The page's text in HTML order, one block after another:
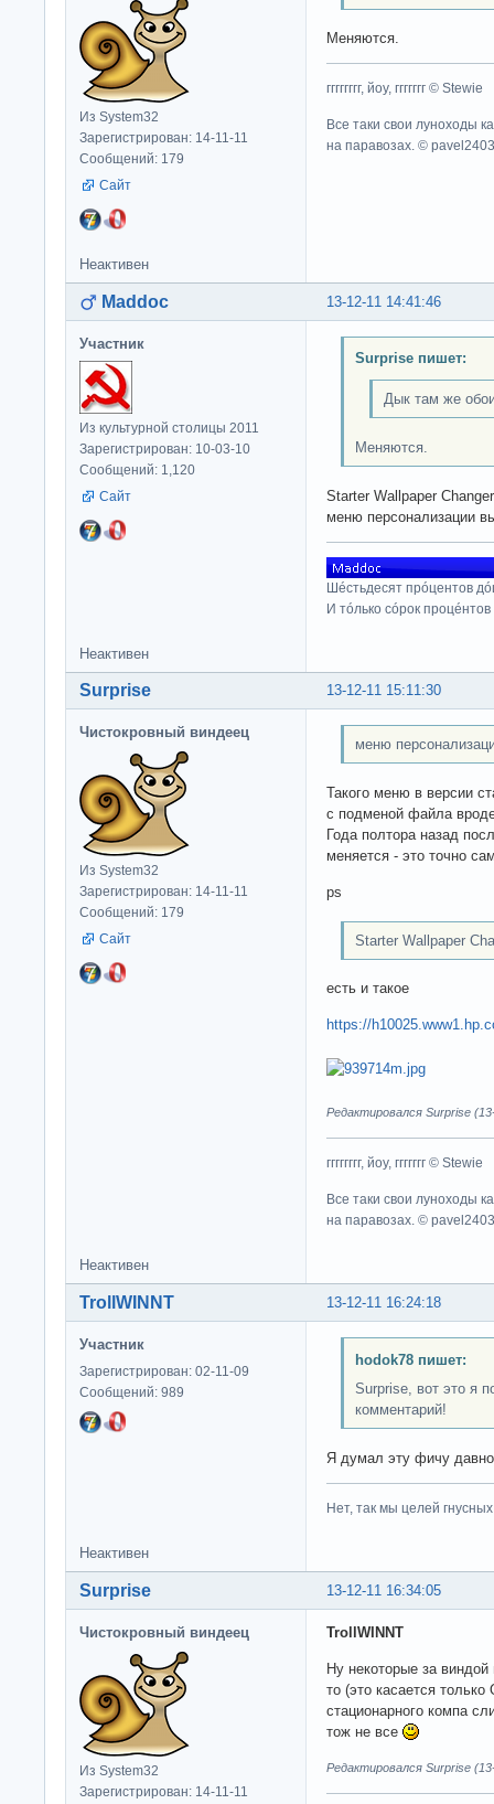
Из System32
Зарегистрирован: 14-11-11
Сообщений: 179
Сайт
Меняются.
гггггггг, йоу, ггггггг © Stewie
Все таки свои луноходы
на паравозах. © pavel2403
Неактивен
13-12-11 14:41:46
Maddoc
Участник
Из культурной столицы 2011
Зарегистрирован: 10-03-10
Сообщений: 1,120
Сайт
Surprise пишет:
Дык там же
Меняются.
Starter Wallpaper
меню персонализации
Шéстьдесят прóцентов
И тóлько сóрок
Неактивен
13-12-11 15:11:30
Surprise
Чистокровный виндеец
Из System32
Зарегистрирован: 14-11-11
Сообщений: 179
Сайт
меню
Такого меню в версии
с подменой файла
Года полтора назад
меняется - это точно
ps
Starter Wallpaper
есть и такое
https://
Редактировался Surprise
гггггггг, йоу, ггггггг © Stewie
Все таки свои луноходы
на паравозах. © pavel2403
Неактивен
13-12-11 16:24:18
TrollWINNT
Участник
Зарегистрирован: 02-11-09
Сообщений: 989
hodok78 пишет:
Surprise, вот это я
комментарий!
Я думал эту фичу
Нет, так мы целей
Неактивен
13-12-11 16:34:05
Surprise
Чистокровный виндеец
Из System32
Зарегистрирован: 14-11-11
TrollWINNT
Ну некоторые за
то (это касается
стационарного компа
тож не все
Редактировался Surprise